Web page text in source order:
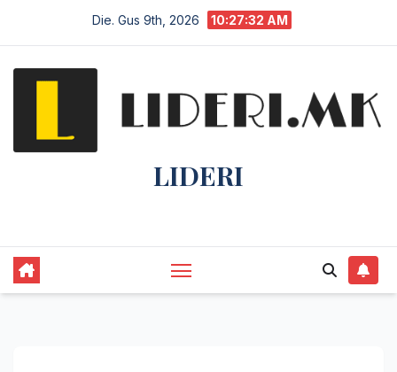
Die. Gus 9th, 2026 10:27:32 AM
LIDERI